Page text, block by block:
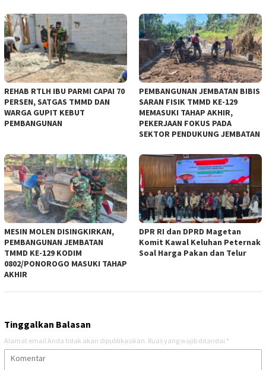
REHAB RTLH IBU PARMI CAPAI 70
PERSEN, SATGAS TMMD DAN
WARGA GUPIT KEBUT
PEMBANGUNAN
PEMBANGUNAN JEMBATAN BIBIS
SARAN FISIK TMMD KE-129
MEMASUKI TAHAP AKHIR,
PEKERJAAN FOKUS PADA
SEKTOR PENDUKUNG JEMBATAN
MESIN MOLEN DISINGKIRKAN,
PEMBANGUNAN JEMBATAN
TMMD KE-129 KODIM
0802/PONOROGO MASUKI TAHAP
AKHIR
DPR RI dan DPRD Magetan
Komit Kawal Keluhan Peternak
Soal Harga Pakan dan Telur
Tinggalkan Balasan
Alamat email Anda tidak akan dipublikasikan. Ruas yang wajib ditandai *